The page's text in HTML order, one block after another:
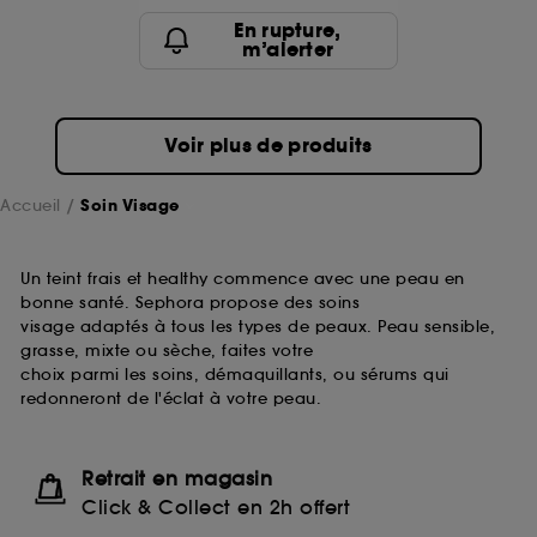
En rupture,
m’alerter
Voir plus de produits
Accueil Soin Visage
Un teint frais et healthy commence avec une peau en
bonne santé. Sephora propose des soins
visage adaptés à tous les types de peaux. Peau sensible,
grasse, mixte ou sèche, faites votre
choix parmi les soins, démaquillants, ou sérums qui
redonneront de l'éclat à votre peau.
Retrait en magasin
Click & Collect en 2h offert
pouvez personnaliser vos choix concernant le dépôt
de ces cookies grâce au bouton "personnaliser mes
choix" ci-dessous ou décider de "tout accepter".
Sephora pourra associer les informations de
collectées ou générées lors de votre activité en ligne
ou en magasin. Pour refuser tous les cookies, cliques
sur "continuer sans accepter". Voous pouvez à tout
moment choisir de retirer votrte consentement. Si vous
souhaitez obtenir plus d'information sur les cookies
utilisés, cliquezici.